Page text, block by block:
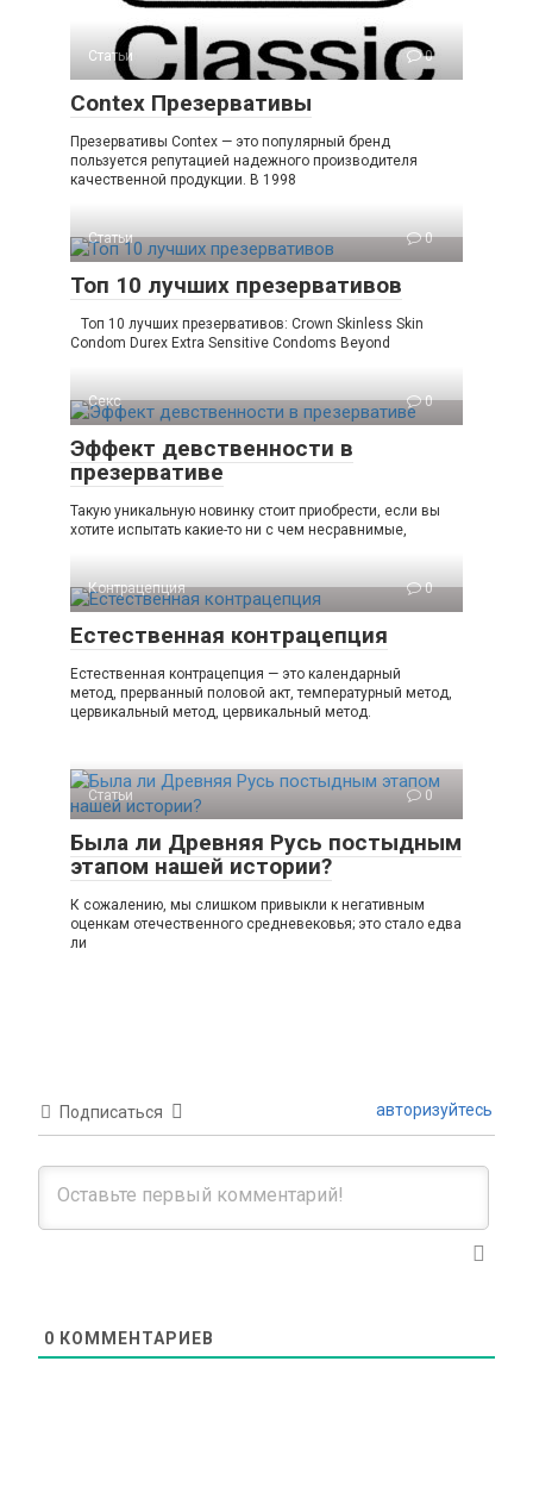
Статьи 0
Contex Презервативы
Презервативы Contex — это популярный бренд
пользуется репутацией надежного производителя
качественной продукции. В 1998
Статьи 0
Топ 10 лучших презервативов
Топ 10 лучших презервативов: Crown Skinless Skin
Condom Durex Extra Sensitive Condoms Beyond
Секс 0
Эффект девственности в
презервативе
Такую уникальную новинку стоит приобрести, если вы
хотите испытать какие-то ни с чем несравнимые,
Контрацепция 0
Естественная контрацепция
Естественная контрацепция — это календарный
метод, прерванный половой акт, температурный метод,
цервикальный метод, цервикальный метод.
Статьи 0
Была ли Древняя Русь постыдным
этапом нашей истории?
К сожалению, мы слишком привыкли к негативным
оценкам отечественного средневековья; это стало едва
ли
Подписаться авторизуйтесь
0 КОММЕНТАРИЕВ